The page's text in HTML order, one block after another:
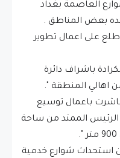
العاصمة بغداد
بعض المناطق .
اطلع على اعمال تطوير
باشراف دائرة
اهالي المنطقة ".
باشرت باعمال توسيع
الرئيس الممتد من ساحة
استحداث شوارع خدمية